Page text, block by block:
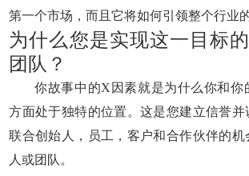
第一个市场，而且它将如何引领整个行业
为什么您是实现这一目标
团队？
你故事中的X因素就是为什么你和你
方面处于独特的位置。这是您建立信誉并
联合创始人，员工，客户和合作伙伴的机
人或团队。